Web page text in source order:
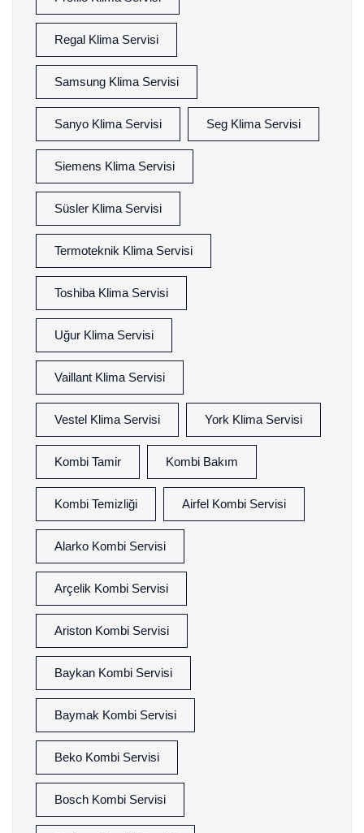
Regal Klima Servisi
Samsung Klima Servisi
Sanyo Klima Servisi Seg Klima Servisi
Siemens Klima Servisi
Süsler Klima Servisi
Termoteknik Klima Servisi
Toshiba Klima Servisi
Uğur Klima Servisi
Vaillant Klima Servisi
Vestel Klima Servisi York Klima Servisi
Kombi Tamir Kombi Bakım
Kombi Temizliği Airfel Kombi Servisi
Alarko Kombi Servisi
Arçelik Kombi Servisi
Ariston Kombi Servisi
Baykan Kombi Servisi
Baymak Kombi Servisi
Beko Kombi Servisi
Bosch Kombi Servisi